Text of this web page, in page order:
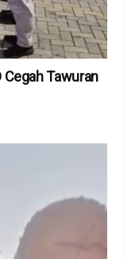
Cegah Tawuran